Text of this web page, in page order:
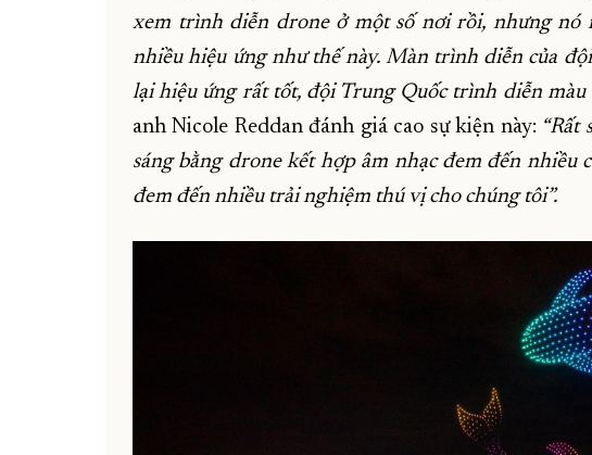
xem trình diễn drone ở một số nơi rồi, nhưng nó
nhiều hiệu ứng như thế này. Màn trình diễn của
lại hiệu ứng rất tốt, đội Trung Quốc trình diễn màu
anh Nicole Reddan đánh giá cao sự kiện này: “Rất
sáng bằng drone kết hợp âm nhạc đem đến nhiều
đem đến nhiều trải nghiệm thú vị cho chúng tôi”.